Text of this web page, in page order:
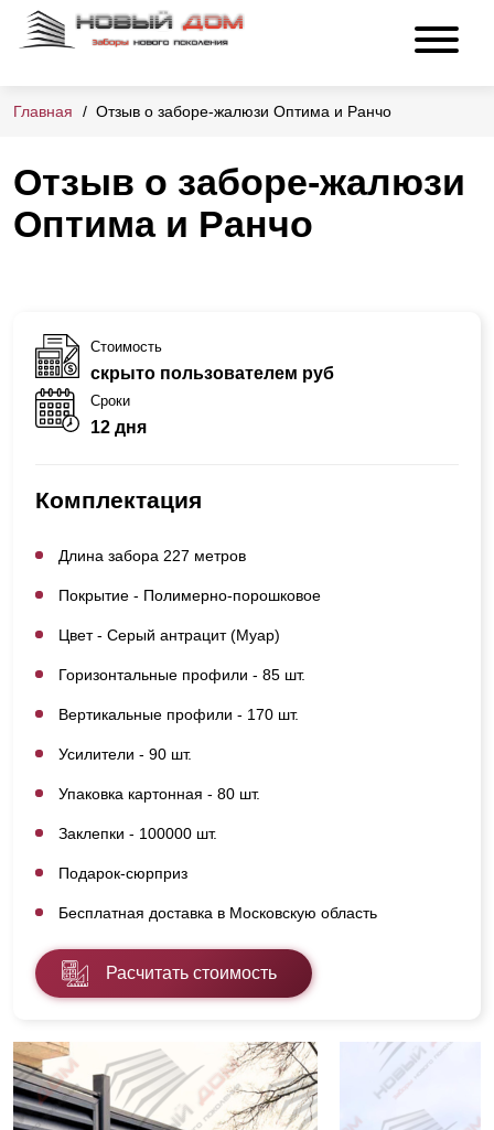
Главная Отзыв о заборе-жалюзи Оптима и Ранчо
Отзыв о заборе-жалюзи
Оптима и Ранчо
Стоимость
скрыто пользователем руб
Сроки
12 дня
Комплектация
Длина забора 227 метров
Покрытие - Полимерно-порошковое
Цвет - Серый антрацит (Муар)
Горизонтальные профили - 85 шт.
Вертикальные профили - 170 шт.
Усилители - 90 шт.
Упаковка картонная - 80 шт.
Заклепки - 100000 шт.
Подарок-сюрприз
Бесплатная доставка в Московскую область
Расчитать стоимость